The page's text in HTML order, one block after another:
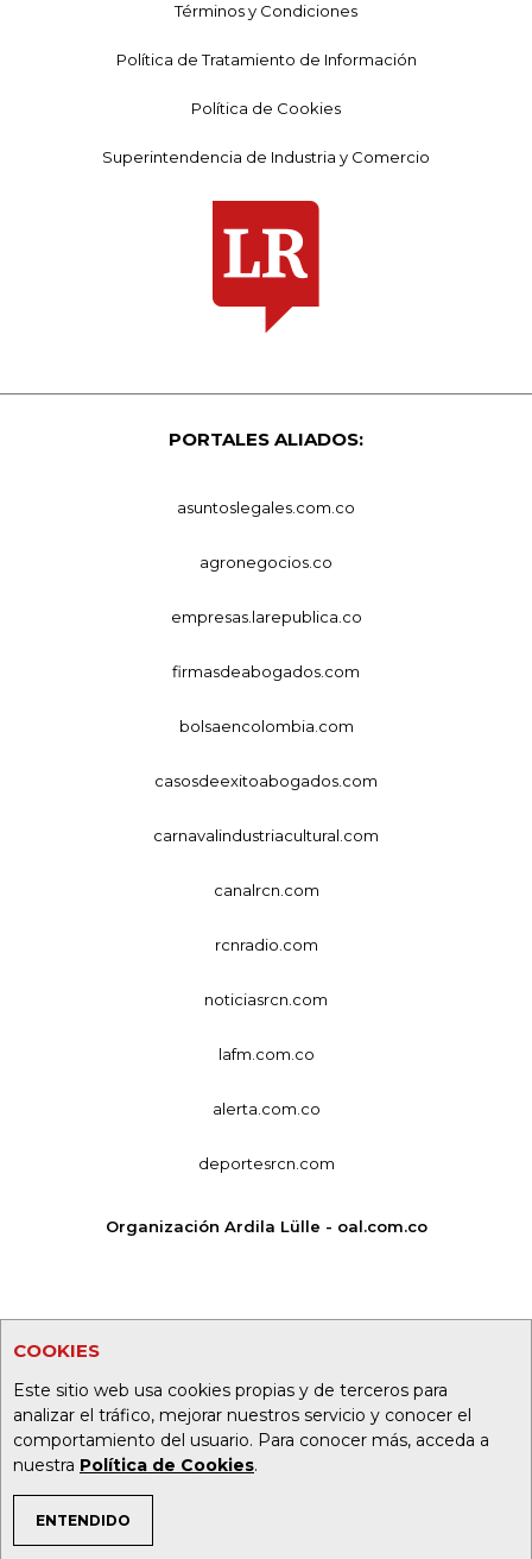
COOKIES
Este sitio web usa cookies propias y de terceros para
analizar el tráfico, mejorar nuestros servicio y conocer el
comportamiento del usuario. Para conocer más, acceda a
nuestra Política de Cookies.
ENTENDIDO
TEMAS DE INTERÉS
Términos y Condiciones
Política de Tratamiento de Información
Política de Cookies
Superintendencia de Industria y Comercio
PORTALES ALIADOS:
asuntoslegales.com.co
agronegocios.co
empresas.larepublica.co
firmasdeabogados.com
bolsaencolombia.com
casosdeexitoabogados.com
carnavalindustriacultural.com
canalrcn.com
rcnradio.com
noticiasrcn.com
lafm.com.co
alerta.com.co
deportesrcn.com
Organización Ardila Lülle - oal.com.co